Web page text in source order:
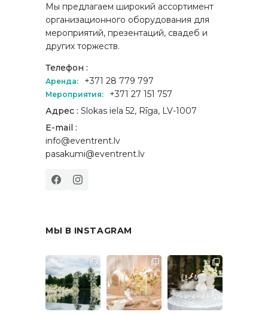
Мы предлагаем широкий ассортимент
организационного оборудования для
мероприятий, презентаций, свадеб и
других торжеств.
Телефон :
Аренда: +371 28 779 797
Мероприятия:
+371 27 151 757
Адрес : Slokas iela 52, Rīga, LV-1007
E-mail :
info@eventrent.lv
pasakumi@eventrent.lv
МЫ В INSTAGRAM